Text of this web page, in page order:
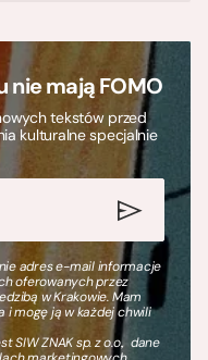
mają FOMO
tekstów przed
kulturalne specjalnie
adres e-mail informacje
oferowanych przez
w Krakowie. Mam
i mogę ją w każdej chwili
ZNAK sp. z o.o., dane